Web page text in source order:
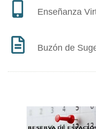
Enseñanza
Buzón de